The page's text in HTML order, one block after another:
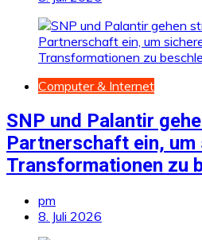
Computer & Internet
SNP und Palantir
Partnerschaft ein, um
Transformationen zu
pm
8. Juli 2026